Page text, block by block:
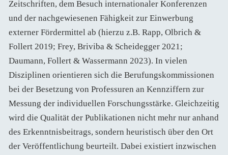
Zeitschriften, dem Besuch internationaler Konferenzen
und der nachgewiesenen Fähigkeit zur Einwerbung
externer Fördermittel ab (hierzu z.B. Rapp, Olbrich &
Follert 2019; Frey, Briviba & Scheidegger 2021;
Daumann, Follert & Wassermann 2023). In vielen
Disziplinen orientieren sich die Berufungskommissionen
bei der Besetzung von Professuren an Kennziffern zur
Messung der individuellen Forschungsstärke. Gleichzeitig
wird die Qualität der Publikationen nicht mehr nur anhand
des Erkenntnisbeitrags, sondern heuristisch über den Ort
der Veröffentlichung beurteilt. Dabei existiert inzwischen